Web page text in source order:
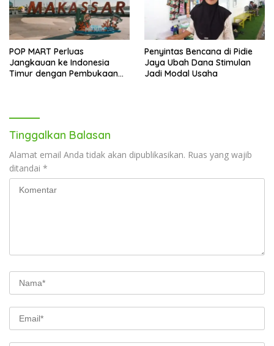
POP MART Perluas
Jangkauan ke Indonesia
Timur dengan Pembukaan
Penyintas Bencana di Pidie
Jaya Ubah Dana Stimulan
Jadi Modal Usaha
Tinggalkan Balasan
Alamat email Anda tidak akan dipublikasikan. Ruas yang wajib
ditandai *